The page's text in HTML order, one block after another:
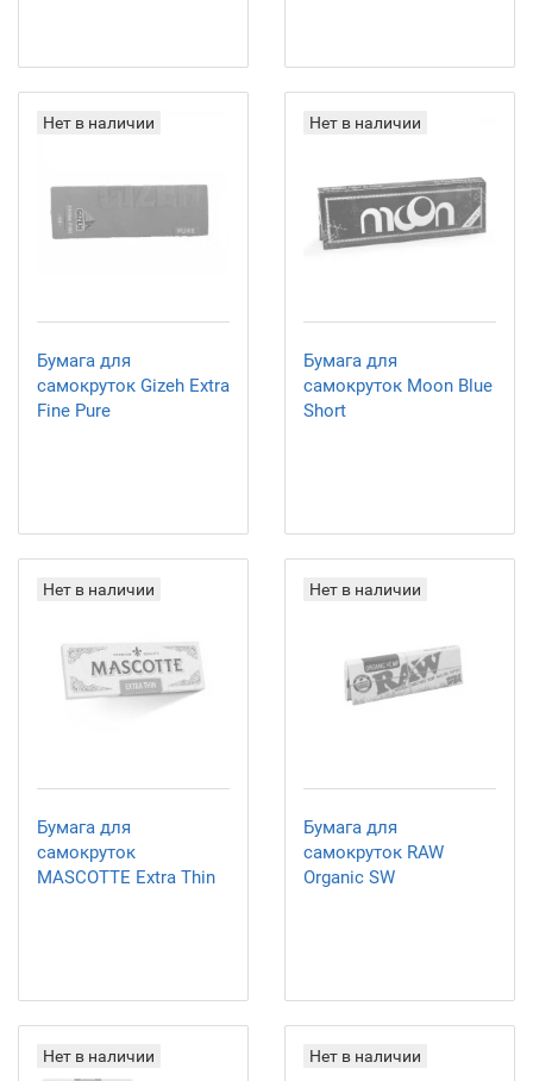
Нет в наличии
Бумага для
самокруток Gizeh Extra
Fine Pure
Нет в наличии
Бумага для
самокруток Moon Blue
Short
Нет в наличии
Бумага для
самокруток
MASCOTTE Extra Thin
Нет в наличии
Бумага для
самокруток RAW
Organic SW
Нет в наличии Нет в наличии